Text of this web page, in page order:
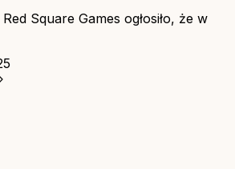
Square Games ogłosiło, że w